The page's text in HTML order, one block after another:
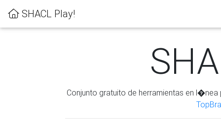
SHACL Play!
Conjunto gratuito de herramientas en